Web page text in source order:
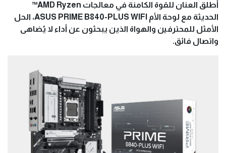
أطلق العنان للقوة الكامنة في معالجات AMD Ryzen™
الحديثة مع لوحة الأم ASUS PRIME B840-PLUS WIFI، الحل
الأمثل للمحترفين والهواة الذين يبحثون عن أداء لا يُضاهى
واتصال فائق.